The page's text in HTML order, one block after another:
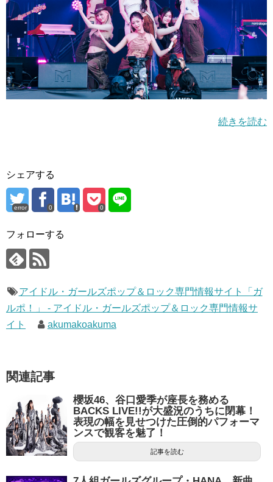
続きを読む
シェアする
error 0 0
フォローする
アイドル・ガールズポップ＆ロック専門情報サイト「ガ
ルポ！」 - アイドル・ガールズポップ＆ロック専門情報サ
イト
akumakoakuma
関連記事
櫻坂46、谷口愛季が座長を務める
BACKS LIVE!!が大盛況のうちに閉幕！
表現の幅を見せつけた圧倒的パフォーマ
ンスで観客を魅了！
記事を読む